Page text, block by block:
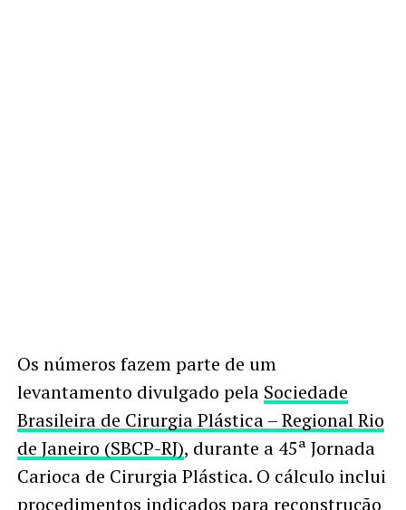
Os números fazem parte de um
levantamento divulgado pela Sociedade
Brasileira de Cirurgia Plástica – Regional Rio
de Janeiro (SBCP-RJ), durante a 45ª Jornada
Carioca de Cirurgia Plástica. O cálculo inclui
procedimentos indicados para reconstrução